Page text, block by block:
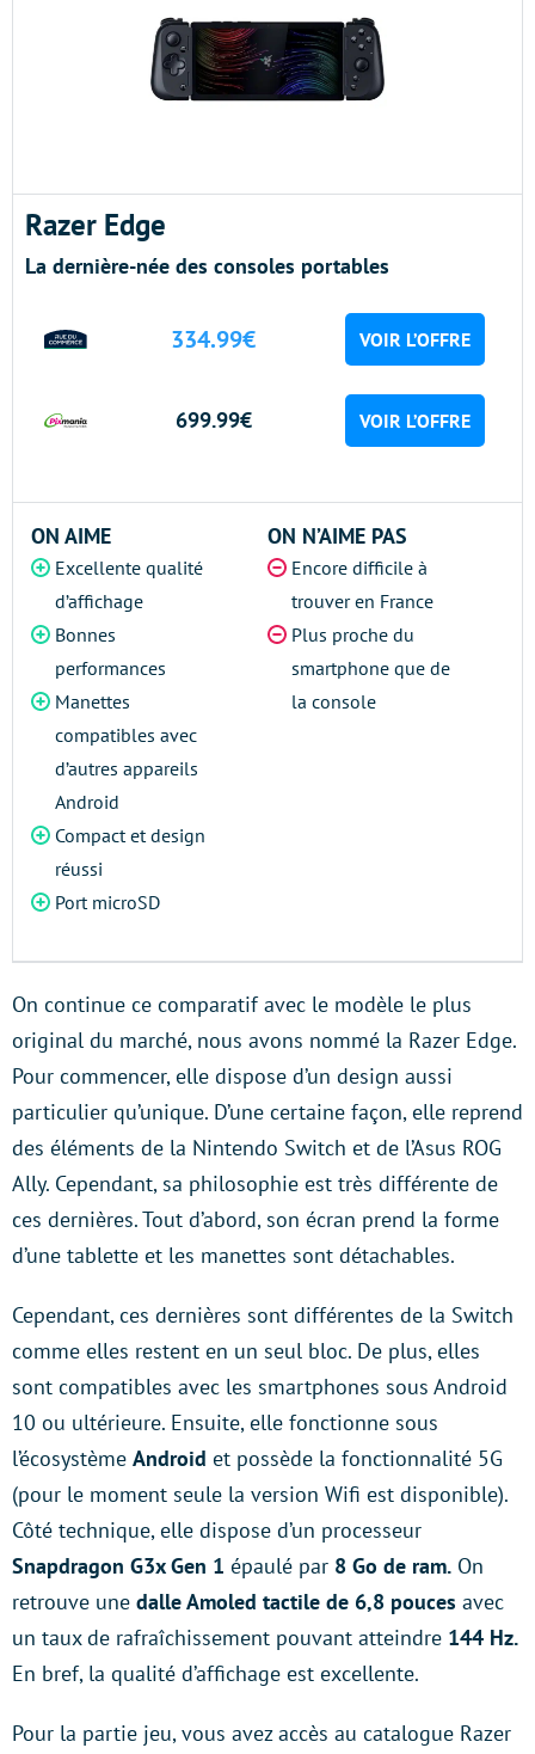
Razer Edge
La dernière-née des consoles portables
334.99€ VOIR L’OFFRE
699.99€ VOIR L’OFFRE
ON AIME
Excellente qualité
d’affichage
Bonnes
performances
Manettes
compatibles avec
d’autres appareils
Android
Compact et design
réussi
Port microSD
ON N’AIME PAS
Encore difficile à
trouver en France
Plus proche du
smartphone que de
la console
On continue ce comparatif avec le modèle le plus
original du marché, nous avons nommé la Razer Edge.
Pour commencer, elle dispose d’un design aussi
particulier qu’unique. D’une certaine façon, elle reprend
des éléments de la Nintendo Switch et de l’Asus ROG
Ally. Cependant, sa philosophie est très différente de
ces dernières. Tout d’abord, son écran prend la forme
d’une tablette et les manettes sont détachables.
Cependant, ces dernières sont différentes de la Switch
comme elles restent en un seul bloc. De plus, elles
sont compatibles avec les smartphones sous Android
10 ou ultérieure. Ensuite, elle fonctionne sous
l’écosystème Android et possède la fonctionnalité 5G
(pour le moment seule la version Wifi est disponible).
Côté technique, elle dispose d’un processeur
Snapdragon G3x Gen 1 épaulé par 8 Go de ram. On
retrouve une dalle Amoled tactile de 6,8 pouces avec
un taux de rafraîchissement pouvant atteindre 144 Hz.
En bref, la qualité d’affichage est excellente.
Pour la partie jeu, vous avez accès au catalogue Razer